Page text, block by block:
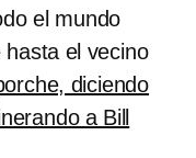
el mundo
el vecino
diciendo
a Bill